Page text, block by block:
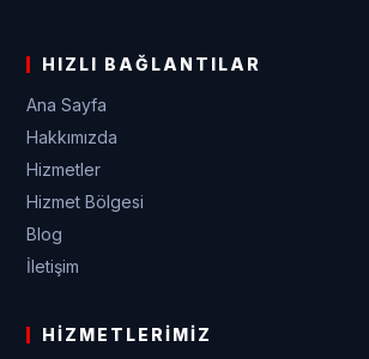
HIZLI BAĞLANTILAR
Ana Sayfa
Hakkımızda
Hizmetler
Hizmet Bölgesi
Blog
İletişim
HIZMETLERIMIZ